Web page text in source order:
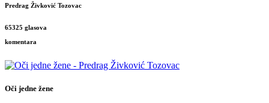
Predrag Živković Tozovac
65325 glasova
komentara
Oči jedne žene